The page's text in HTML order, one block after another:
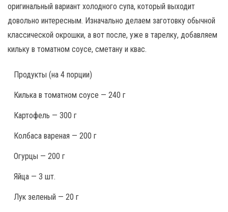
оригинальный вариант холодного супа, который выходит
довольно интересным. Изначально делаем заготовку обычной
классической окрошки, а вот после, уже в тарелку, добавляем
кильку в томатном соусе, сметану и квас.
Продукты (на 4 порции)
Килька в томатном соусе — 240 г
Картофель — 300 г
Колбаса вареная — 200 г
Огурцы — 200 г
Яйца — 3 шт.
Лук зеленый — 20 г